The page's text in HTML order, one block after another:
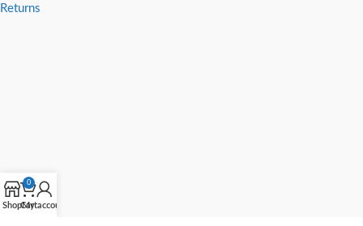
Returns
Shop
0
Cart
My account